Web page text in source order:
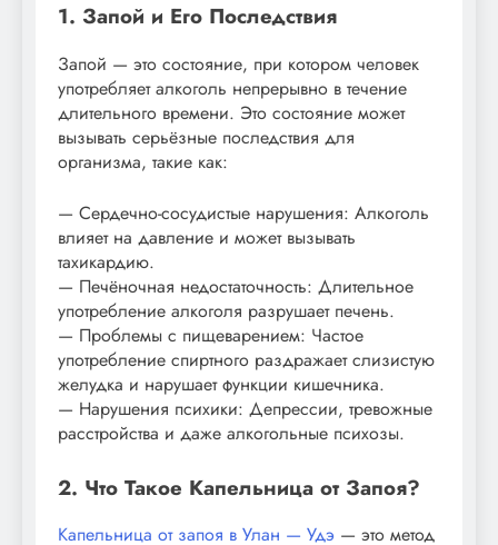
1. Запой и Его Последствия
Запой — это состояние, при котором человек
употребляет алкоголь непрерывно в течение
длительного времени. Это состояние может
вызывать серьёзные последствия для
организма, такие как:
— Сердечно-сосудистые нарушения: Алкоголь
влияет на давление и может вызывать
тахикардию.
— Печёночная недостаточность: Длительное
употребление алкоголя разрушает печень.
— Проблемы с пищеварением: Частое
употребление спиртного раздражает слизистую
желудка и нарушает функции кишечника.
— Нарушения психики: Депрессии, тревожные
расстройства и даже алкогольные психозы.
2. Что Такое Капельница от Запоя?
Капельница от запоя в Улан — Удэ — это метод